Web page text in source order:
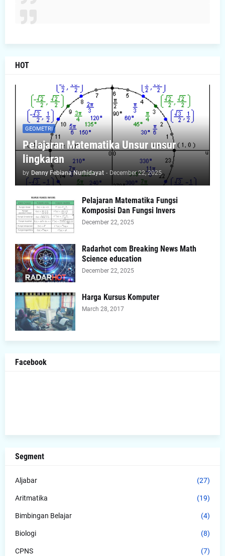
HOT
GEOMETRI
Pelajaran Matematika Unsur unsur
lingkaran
by Denny Febiana Nurhidayat - December 22, 2025
Pelajaran Matematika Fungsi
Komposisi Dan Fungsi Invers
December 22, 2025
Radarhot com Breaking News Math
Science education
December 22, 2025
Harga Kursus Komputer
March 28, 2017
Facebook
Segment
Aljabar (27)
Aritmatika (19)
Bimbingan Belajar (4)
Biologi (8)
CPNS (7)